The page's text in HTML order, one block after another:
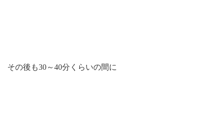
その後も30～40分くらいの間に